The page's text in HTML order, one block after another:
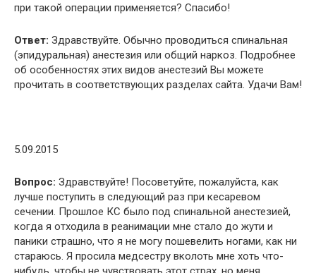
при такой операции применяется? Спасибо!
Ответ: Здравствуйте. Обычно проводиться спинальная
(эпидуральная) анестезия или общий наркоз. Подробнее
об особенностях этих видов анестезий Вы можете
прочитать в соответствующих разделах сайта. Удачи Вам!
5.09.2015
Вопрос: Здравствуйте! Посоветуйте, пожалуйста, как
лучше поступить в следующий раз при кесаревом
сечении. Прошлое КС было под спинальной анестезией,
когда я отходила в реанимации мне стало до жути и
паники страшно, что я не могу пошевелить ногами, как ни
стараюсь. Я просила медсестру вколоть мне хоть что-